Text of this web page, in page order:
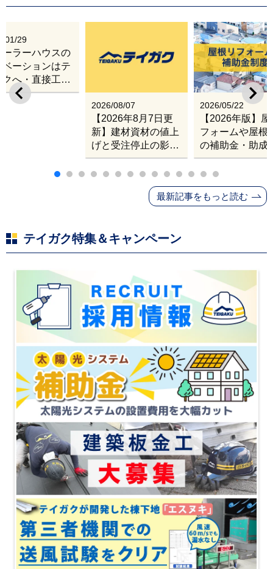
2026/08/07
【2026年8月7日更
新】建材資材の値上
げと受注停止の影響
｜塗料・屋根材・シ
ンナー・断熱材・ル
ーフィングの値上げ
と材料入手困難・出
2026/05/22
【2026年版】
フォームや屋根
の補助金・助成
業
01/29
ーラーハウスの
ベーションはテ
クへ・直接工事
張改修サービス
最新記事をもっと読む
テイガク特集＆キャンペーン